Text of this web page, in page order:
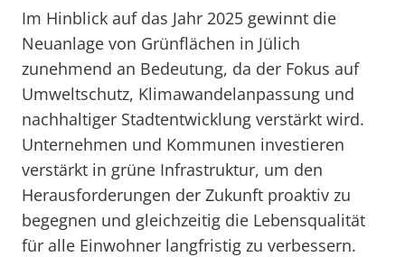
Im Hinblick auf das Jahr 2025 gewinnt die
Neuanlage von Grünflächen in Jülich
zunehmend an Bedeutung, da der Fokus auf
Umweltschutz, Klimawandelanpassung und
nachhaltiger Stadtentwicklung verstärkt wird.
Unternehmen und Kommunen investieren
verstärkt in grüne Infrastruktur, um den
Herausforderungen der Zukunft proaktiv zu
begegnen und gleichzeitig die Lebensqualität
für alle Einwohner langfristig zu verbessern.